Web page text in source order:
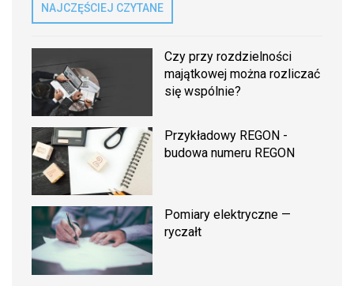
NAJCZĘŚCIEJ CZYTANE
Czy przy rozdzielności
majątkowej można rozliczać
się wspólnie?
Przykładowy REGON -
budowa numeru REGON
Pomiary elektryczne —
ryczałt